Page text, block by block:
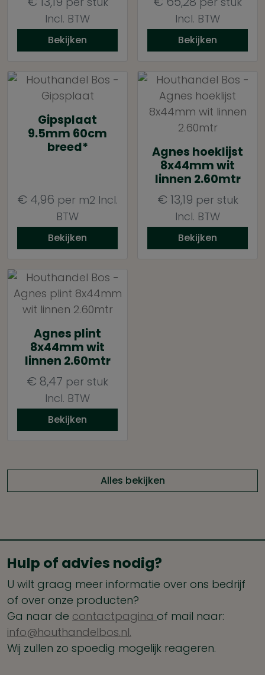
Incl. BTW
Bekijken
Incl. BTW
Bekijken
Gipsplaat
9.5mm 60cm
breed*
€ 4,96 per m2 Incl.
BTW
Bekijken
Agnes hoeklijst
8x44mm wit
linnen 2.60mtr
€ 13,19 per stuk
Incl. BTW
Bekijken
Agnes plint
8x44mm wit
linnen 2.60mtr
€ 8,47 per stuk
Incl. BTW
Bekijken
Alles bekijken
Hulp of advies nodig?
U wilt graag meer informatie over ons bedrijf
of over onze producten?
Ga naar de contactpagina of mail naar:
info@houthandelbos.nl.
Wij zullen zo spoedig mogelijk reageren.